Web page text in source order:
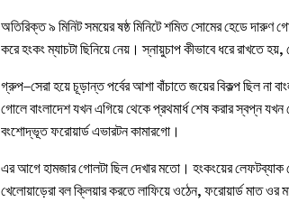
অতিরিক্ত ৯ মিনিট সময়ের ষষ্ঠ মিনিটে শমিত সোমের হেডে
করে হংকং ম্যাচটা ছিনিয়ে নেয়। স্নায়ুচাপ কীভাবে ধরে রাখতে
গ্রুপ–সেরা হয়ে চূড়ান্ত পর্বের আশা বাঁচাতে জয়ের বিকল্প ছিল না
গোলে বাংলাদেশ যখন এগিয়ে থেকে প্রথমার্ধ শেষ করার স্বপ্ন
বংশোদ্ভূত ফরোয়ার্ড এভারটন কামারগো।
এর আগে হামজার গোলটা ছিল দেখার মতো। হংকংয়ের লেফটব্যাক
খেলোয়াড়েরা বল ক্লিয়ার করতে লাফিয়ে ওঠেন, ফরোয়ার্ড মাত ওর